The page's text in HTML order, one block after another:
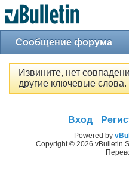
Сообщение форума
Извините, нет
другие ключевые слова.
Вход
Powered by
Copyright © 2026 vBulletin